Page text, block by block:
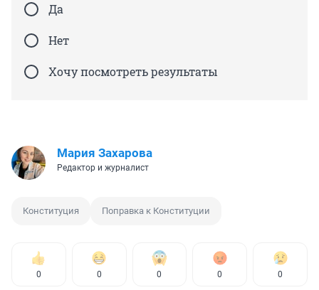
Да
Нет
Хочу посмотреть результаты
Мария Захарова
Редактор и журналист
Конституция Поправка к Конституции
0 0 0 0 0